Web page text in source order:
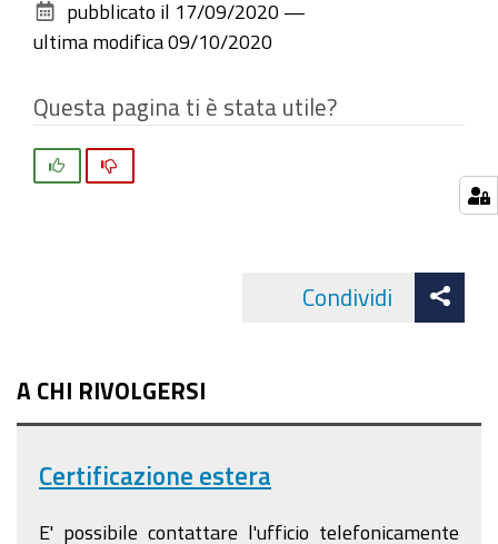
documento
pubblicato il 17/09/2020 —
ultima modifica 09/10/2020
Questa pagina ti è stata utile?
Condividi
A CHI RIVOLGERSI
Certificazione estera
E' possibile contattare l'ufficio telefonicamente